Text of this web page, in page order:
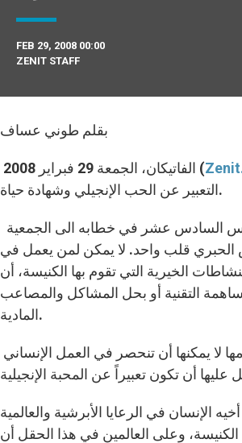
FEB 29, 2008 00:00
ZENIT STAFF
بقلم طوني عساف
الفاتيكان، الجمعة 29 فبراير 2008 (
التعبير عن الحب الإنجيلي وشهادة حياة.
الحبري قلب واحد. لا يمكن لمن يعمل في
الخيرية التي تقوم بها الكنيسة، أن
التقنية أو بحل المشاكل والمصاعب
المادية.
الإنسان في الرعايا الأبرشية والعالمية
وعلى العالمين في هذا الحقل أن